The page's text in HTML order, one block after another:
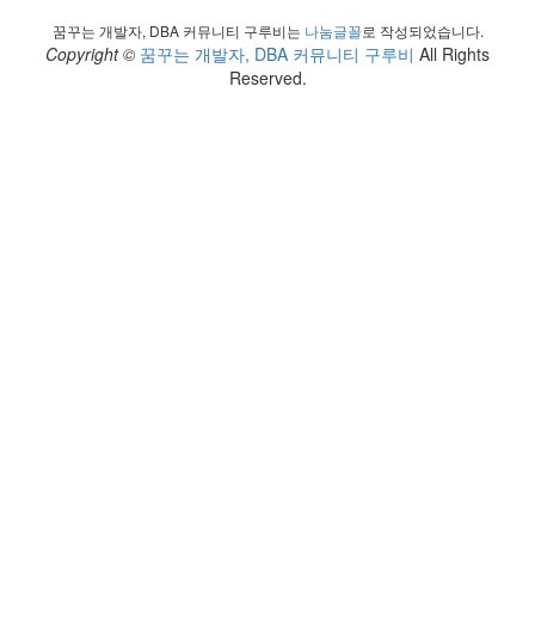
꿈꾸는 개발자, DBA 커뮤니티 구루비는 나눔글꼴로 작성되었습니다.
Copyright © 꿈꾸는 개발자, DBA 커뮤니티 구루비 All Rights
Reserved.